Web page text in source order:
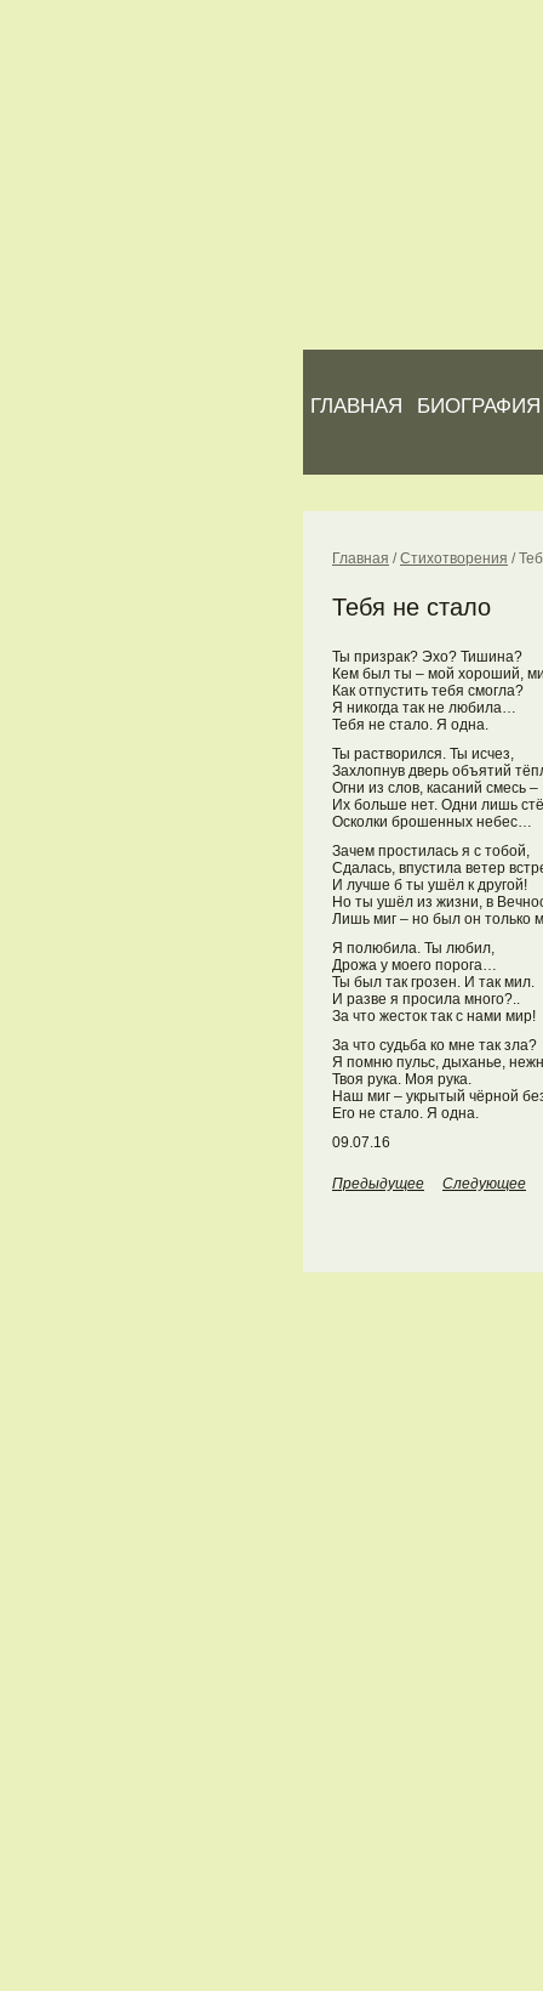
ГЛАВНАЯ БИОГРАФИЯ
Главная /Стихотворения /
Тебя не стало
Ты призрак? Эхо? Тишина?
Кем был ты – мой хороший,
Как отпустить тебя смогла?
Я никогда так не любила…
Тебя не стало. Я одна.
Ты растворился. Ты исчез,
Захлопнув дверь объятий
Огни из слов, касаний смесь –
Их больше нет. Одни лишь
Осколки брошенных небес…
Зачем простилась я с тобой,
Сдалась, впустила ветер
И лучше б ты ушёл к другой!
Но ты ушёл из жизни, в
Лишь миг – но был он только
Я полюбила. Ты любил,
Дрожа у моего порога…
Ты был так грозен. И так мил.
И разве я просила много?..
За что жесток так с нами мир!
За что судьба ко мне так зла?
Я помню пульс, дыханье,
Твоя рука. Моя рука.
Наш миг – укрытый чёрной
Его не стало. Я одна.
09.07.16
Предыдущее Следующее